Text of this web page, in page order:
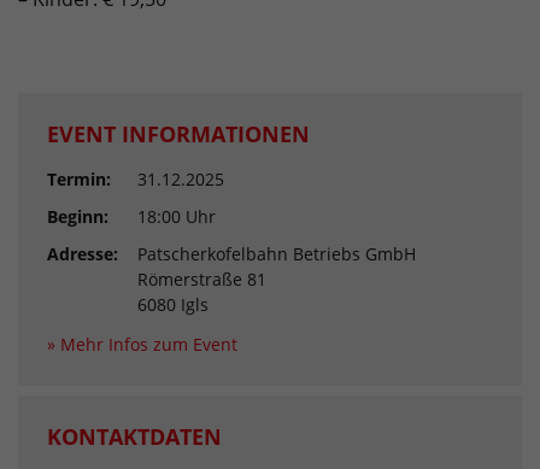
EVENT INFORMATIONEN
Termin:
31.12.2025
Beginn:
18:00 Uhr
Adresse:
Patscherkofelbahn Betriebs GmbH
Römerstraße 81
6080 Igls
» Mehr Infos zum Event
KONTAKTDATEN